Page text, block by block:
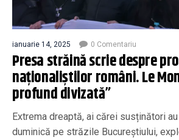
ianuarie 14, 2025 0 Comentariu
Presa străină scrie despre
naționaliștilor români. Le
profund divizată”
Extrema dreaptă, ai cărei susținători
duminică pe străzile Bucureștiului,